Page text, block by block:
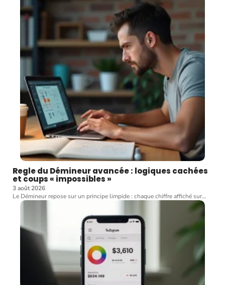
Regle du Démineur avancée : logiques cachées
et coups « impossibles »
3 août 2026
Le Démineur repose sur un principe limpide : chaque chiffre affiché sur…